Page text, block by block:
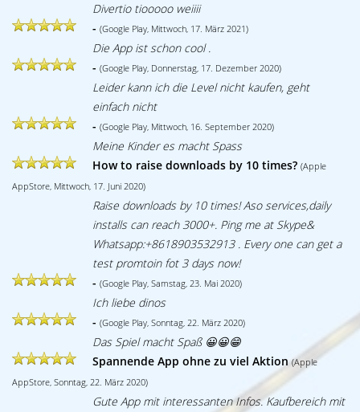
Divertio tiooooo weiiii
- (Google Play, Mittwoch, 17. März 2021)
Die App ist schon cool .
- (Google Play, Donnerstag, 17. Dezember 2020)
Leider kann ich die Level nicht kaufen, geht
einfach nicht
- (Google Play, Mittwoch, 16. September 2020)
Meine Kinder es macht Spass
How to raise downloads by 10 times? (Apple
AppStore, Mittwoch, 17. Juni 2020)
Raise downloads by 10 times! Aso services,daily
installs can reach 3000+. Ping me at Skype&
Whatsapp:+8618903532913 . Every one can get a
test promtoin fot 3 days now!
- (Google Play, Samstag, 23. Mai 2020)
Ich liebe dinos
- (Google Play, Sonntag, 22. März 2020)
Das Spiel macht Spaß 😀😀😁
Spannende App ohne zu viel Aktion (Apple
AppStore, Sonntag, 22. März 2020)
Gute App mit interessanten Infos. Kaufbereich mit